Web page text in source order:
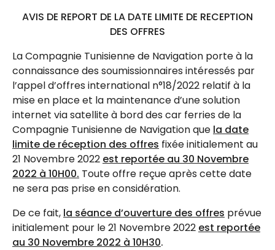
AVIS DE REPORT DE LA DATE LIMITE DE RECEPTION
DES OFFRES
La Compagnie Tunisienne de Navigation porte à la
connaissance des soumissionnaires intéressés par
l’appel d’offres international n°18/2022 relatif à la
mise en place et la maintenance d’une solution
internet via satellite à bord des car ferries de la
Compagnie Tunisienne de Navigation que la date
limite de réception des offres fixée initialement au
21 Novembre 2022 est reportée au 30 Novembre
2022 à 10H00. Toute offre reçue après cette date
ne sera pas prise en considération.
De ce fait, la séance d’ouverture des offres prévue
initialement pour le 21 Novembre 2022 est reportée
au 30 Novembre 2022 à 10H30.